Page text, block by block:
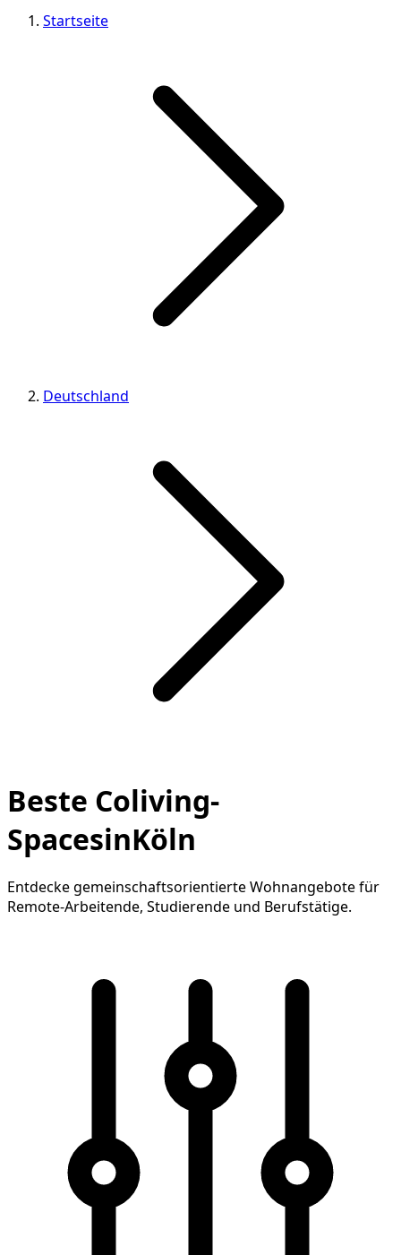
Startseite
Deutschland
Beste Coliving-
SpacesinKöln
Entdecke gemeinschaftsorientierte Wohnangebote für
Remote-Arbeitende, Studierende und Berufstätige.